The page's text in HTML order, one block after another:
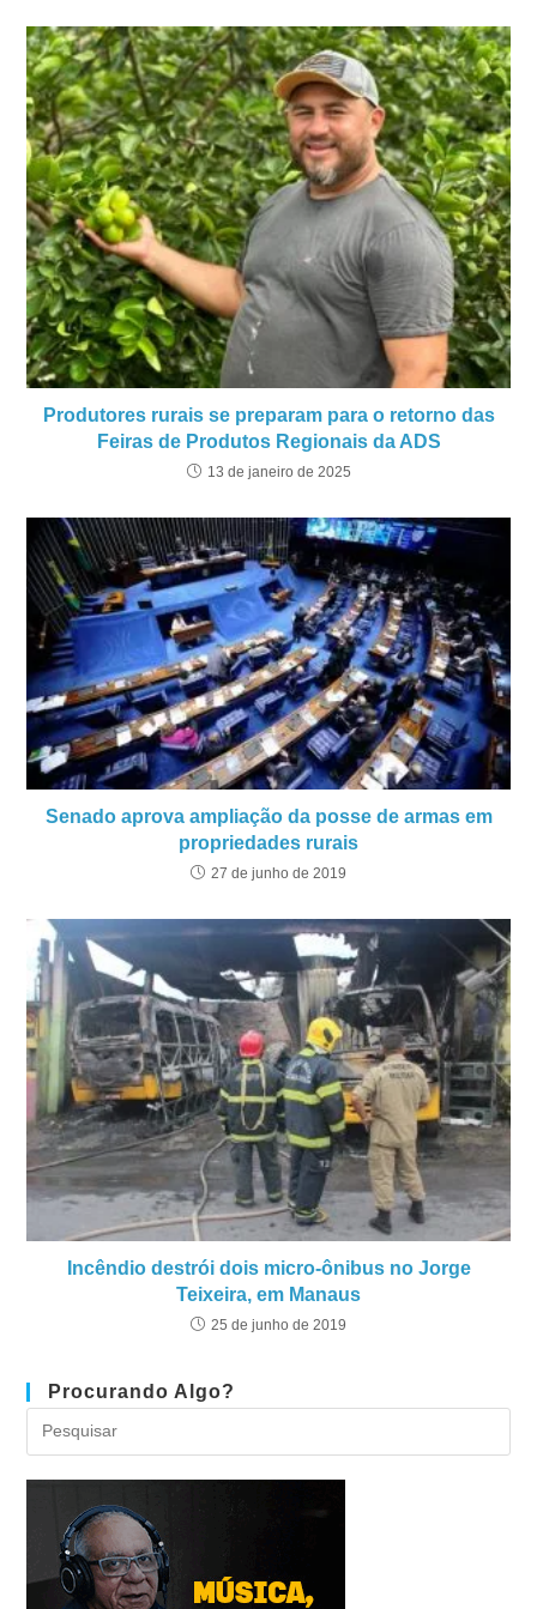
Produtores rurais se preparam para o retorno das
Feiras de Produtos Regionais da ADS
13 de janeiro de 2025
Senado aprova ampliação da posse de armas em
propriedades rurais
27 de junho de 2019
Incêndio destrói dois micro-ônibus no Jorge
Teixeira, em Manaus
25 de junho de 2019
Procurando Algo?